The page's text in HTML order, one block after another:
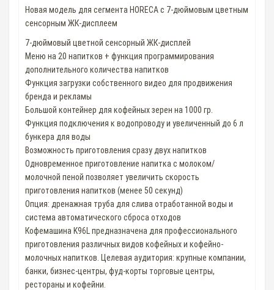
Новая модель для сегмента HORECA с 7-дюймовым цветным
сенсорным ЖК-дисплеем
7-дюймовый цветной сенсорный ЖК-дисплей
Меню на 20 напитков + функция программирования
дополнительного количества напитков
Функция загрузки собственного видео для продвижения
бренда и рекламы
Большой контейнер для кофейных зерен на 1000 гр.
Функция подключения к водопроводу и увеличенный до 6 л
бункера для воды
Возможность приготовления сразу двух напитков
Одновременное приготовление напитка с молоком/
молочной пеной позволяет увеличить скорость
приготовления напитков (менее 50 секунд)
Опция: дренажная труба для слива отработанной воды и
система автоматического сброса отходов
Кофемашина K96L предназначена для профессионального
приготовления различных видов кофейных и кофейно-
молочных напитков. Целевая аудитория: крупные компании,
банки, бизнес-центры, фуд-корты торговые центры,
рестораны и кофейни.